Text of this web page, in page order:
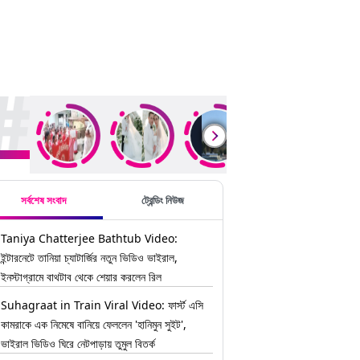
সর্বশেষ সংবাদ ট্রেন্ডিং নিউজ
Taniya Chatterjee Bathtub Video:
ইন্টারনেটে তানিয়া চ্যাটার্জির নতুন ভিডিও ভাইরাল,
ইনস্টাগ্রামে বাথটাব থেকে শেয়ার করলেন রিল
Suhagraat in Train Viral Video: ফার্স্ট এসি
কামরাকে এক নিমেষে বানিয়ে ফেললেন 'হানিমুন সুইট',
ভাইরাল ভিডিও ঘিরে নেটপাড়ায় তুমুল বিতর্ক